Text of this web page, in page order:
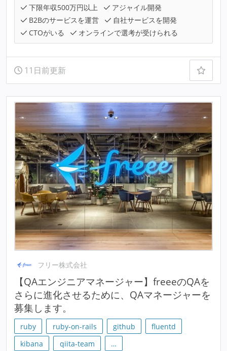
下限年収500万円以上
アジャイル開発
B2Bのサービスを運営
自社サービスを開発
CTOがいる
オンラインで選考が受けられる
11日前更新
フリー株式会社
【QAエンジニアマネージャー】freeeのQAを
さらに進化させるために、QAマネージャーを
募集します。
ruby ruby-on-rails github
fluentd
kibana
qiita-team …